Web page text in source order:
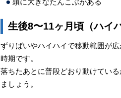
生後8〜11ヶ月頃（ハイ
ずりばいやハイハイで移動範囲が
時期です。
落ちたあとに普段どおり動けてい
ましょう。